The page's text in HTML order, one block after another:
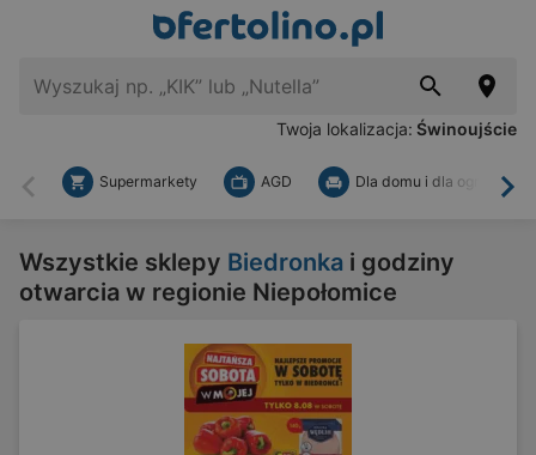
Twoja lokalizacja: Świnoujście
Wstecz
Supermarkety AGD Dla domu i dla ogrodu
Wszystkie sklepy Biedronka i godziny
otwarcia w regionie Niepołomice